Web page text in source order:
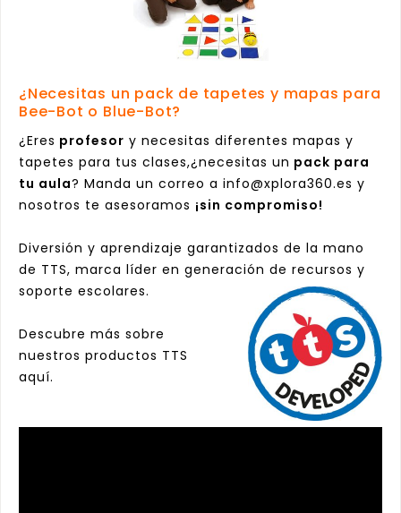
¿Necesitas un pack de tapetes y mapas para
Bee-Bot o Blue-Bot?
¿Eres profesor y necesitas diferentes mapas y
tapetes para tus clases,¿necesitas un pack para
tu aula? Manda un correo a info@xplora360.es y
nosotros te asesoramos ¡sin compromiso!
Diversión y aprendizaje garantizados de la mano
de TTS, marca líder en generación de recursos y
soporte escolares.
Descubre más sobre
nuestros productos TTS
aquí.